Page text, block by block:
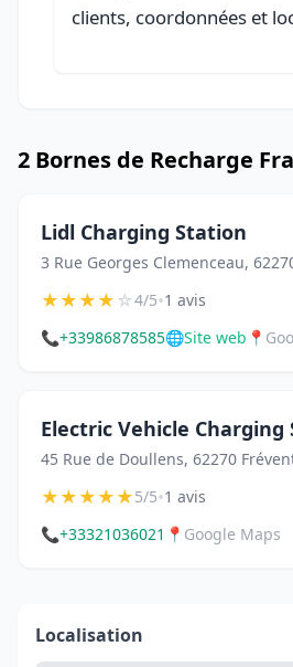
clients, coordonnées et
2 Bornes de Recharge
Lidl Charging Station
3 Rue Georges Clemenceau,
★★★★☆4/5•1 avis
📞+33986878585🌐Site web 📍
Electric Vehicle Charging
45 Rue de Doullens, 62270
★★★★★5/5•1 avis
📞+33321036021 📍 Google Maps
Localisation